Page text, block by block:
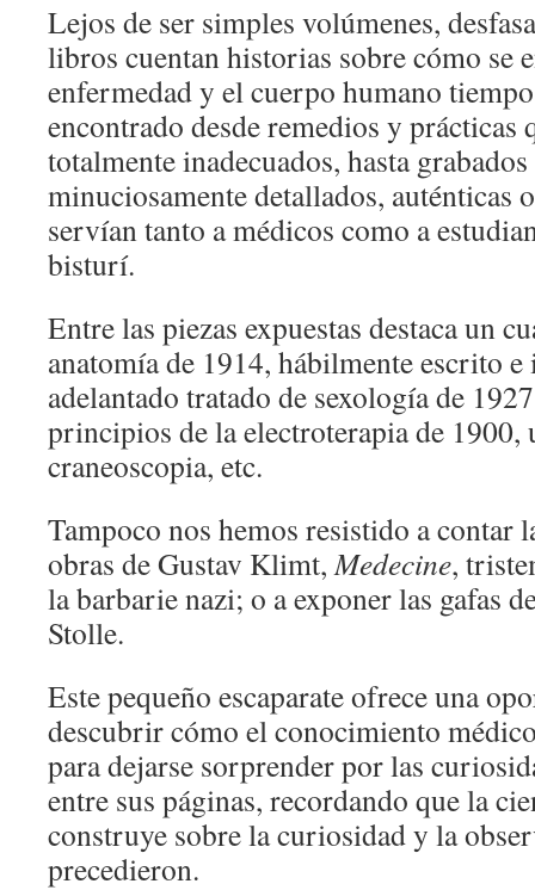
Lejos de ser simples volúmenes,
libros cuentan historias sobre cómo se
enfermedad y el cuerpo humano
encontrado desde remedios y prácticas
totalmente inadecuados, hasta
minuciosamente detallados, auténticas
servían tanto a médicos como a
bisturí.
Entre las piezas expuestas destaca un
anatomía de 1914, hábilmente escrito
adelantado tratado de sexología de
principios de la electroterapia de 1900,
craneoscopia, etc.
Tampoco nos hemos resistido a contar
obras de Gustav Klimt,Medecine,
la barbarie nazi; o a exponer las gafas
Stolle.
Este pequeño escaparate ofrece una
descubrir cómo el conocimiento
para dejarse sorprender por las
entre sus páginas, recordando que la
construye sobre la curiosidad y la
precedieron.